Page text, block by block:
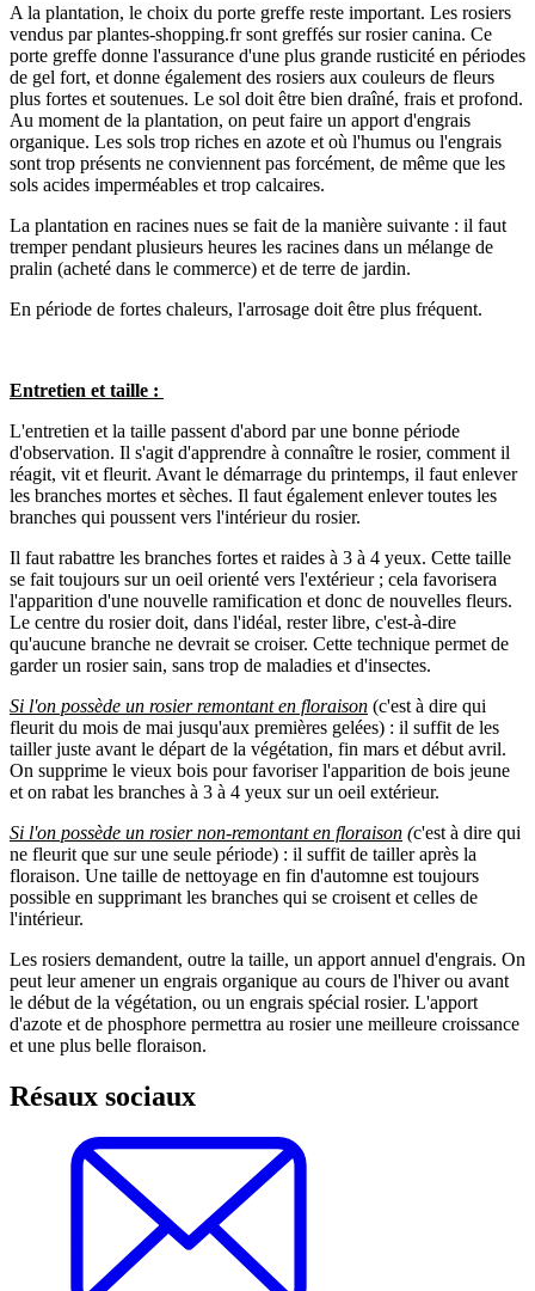
A la plantation, le choix du porte greffe reste important. Les rosiers
vendus par plantes-shopping.fr sont greffés sur rosier canina. Ce
porte greffe donne l'assurance d'une plus grande rusticité en périodes
de gel fort, et donne également des rosiers aux couleurs de fleurs
plus fortes et soutenues. Le sol doit être bien draîné, frais et profond.
Au moment de la plantation, on peut faire un apport d'engrais
organique. Les sols trop riches en azote et où l'humus ou l'engrais
sont trop présents ne conviennent pas forcément, de même que les
sols acides imperméables et trop calcaires.
La plantation en racines nues se fait de la manière suivante : il faut
tremper pendant plusieurs heures les racines dans un mélange de
pralin (acheté dans le commerce) et de terre de jardin.
En période de fortes chaleurs, l'arrosage doit être plus fréquent.
Entretien et taille :
L'entretien et la taille passent d'abord par une bonne période
d'observation. Il s'agit d'apprendre à connaître le rosier, comment il
réagit, vit et fleurit. Avant le démarrage du printemps, il faut enlever
les branches mortes et sèches. Il faut également enlever toutes les
branches qui poussent vers l'intérieur du rosier.
Il faut rabattre les branches fortes et raides à 3 à 4 yeux. Cette taille
se fait toujours sur un oeil orienté vers l'extérieur ; cela favorisera
l'apparition d'une nouvelle ramification et donc de nouvelles fleurs.
Le centre du rosier doit, dans l'idéal, rester libre, c'est-à-dire
qu'aucune branche ne devrait se croiser. Cette technique permet de
garder un rosier sain, sans trop de maladies et d'insectes.
Si l'on possède un rosier remontant en floraison (c'est à dire qui
fleurit du mois de mai jusqu'aux premières gelées) : il suffit de les
tailler juste avant le départ de la végétation, fin mars et début avril.
On supprime le vieux bois pour favoriser l'apparition de bois jeune
et on rabat les branches à 3 à 4 yeux sur un oeil extérieur.
Si l'on possède un rosier non-remontant en floraison (c'est à dire qui
ne fleurit que sur une seule période) : il suffit de tailler après la
floraison. Une taille de nettoyage en fin d'automne est toujours
possible en supprimant les branches qui se croisent et celles de
l'intérieur.
Les rosiers demandent, outre la taille, un apport annuel d'engrais. On
peut leur amener un engrais organique au cours de l'hiver ou avant
le début de la végétation, ou un engrais spécial rosier. L'apport
d'azote et de phosphore permettra au rosier une meilleure croissance
et une plus belle floraison.
Résaux sociaux